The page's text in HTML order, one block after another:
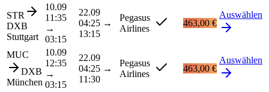
STR
DXB
Stuttgart
10.09
11:35
→
03:15
22.09
04:25 →
13:15
Pegasus
Airlines
463,00 €
Auswählen
MUC
DXB
München
10.09
12:35
→
03:15
22.09
04:25 →
11:30
Pegasus
Airlines
463,00 €
Auswählen